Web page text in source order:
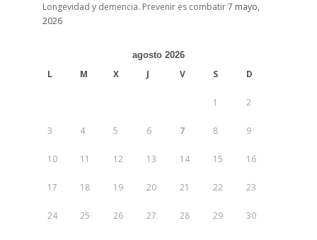
Longevidad y demencia. Prevenir es combatir7 mayo,
2026
agosto 2026
L M X J V S D
1 2
3 4 5 6 7 8 9
10 11 12 13 14 15 16
17 18 19 20 21 22 23
24 25 26 27 28 29 30